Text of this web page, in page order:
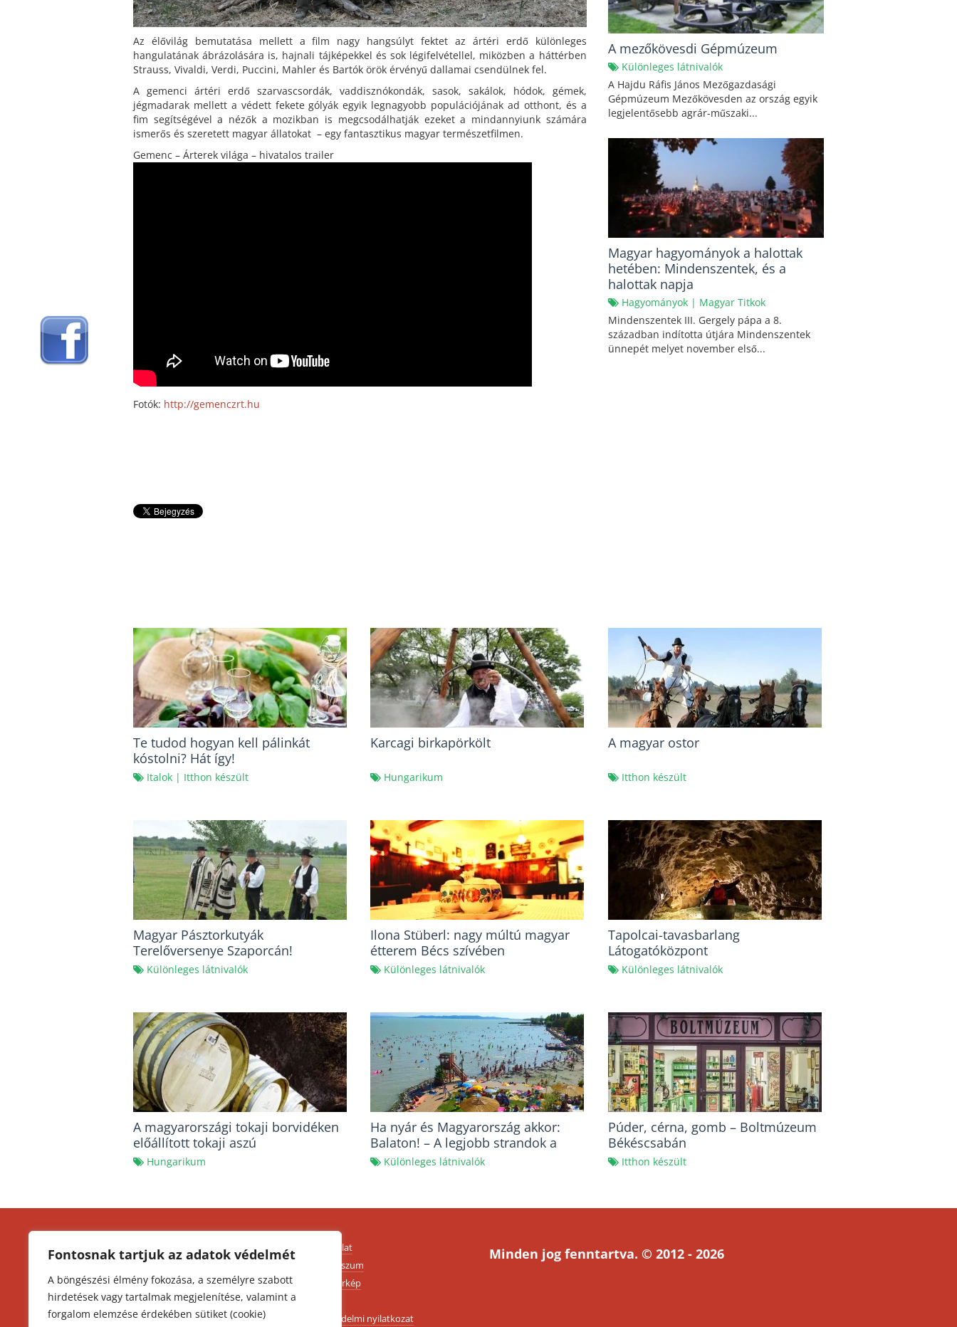
Fontosnak tartjuk az adatok védelmét
A böngészési élmény fokozása, a személyre szabott
hirdetések vagy tartalmak megjelenítése, valamint a
forgalom elemzése érdekében sütiket (cookie)
Az élővilág bemutatása mellett a film nagy hangsúlyt fektet az ártéri erdő különleges
hangulatának ábrázolására is, hajnali tájképekkel és sok légifelvétellel, miközben a háttérben
Strauss, Vivaldi, Verdi, Puccini, Mahler és Bartók örök érvényű dallamai csendülnek fel.
A gemenci ártéri erdő szarvascsordák, vaddisznókondák, sasok, sakálok, hódok, gémek,
jégmadarak mellett a védett fekete gólyák egyik legnagyobb populációjának ad otthont, és a
fim segítségével a nézők a mozikban is megcsodálhatják ezeket a mindannyiunk számára
ismerős és szeretett magyar állatokat – egy fantasztikus magyar természetfilmen.
Gemenc – Árterek világa – hivatalos trailer
Fotók: http://gemenczrt.hu
A mezőkövesdi Gépmúzeum
Különleges látnivalók
A Hajdu Ráfis János Mezőgazdasági
Gépmúzeum Mezőkövesden az ország egyik
legjelentősebb agrár-műszaki...
Magyar hagyományok a halottak
hetében: Mindenszentek, és a
halottak napja
Hagyományok| Magyar Titkok
Mindenszentek III. Gergely pápa a 8.
században indította útjára Mindenszentek
ünnepét melyet november első...
Te tudod hogyan kell pálinkát
kóstolni? Hát így!
Italok | Itthon készült
Karcagi birkapörkölt
Hungarikum
A magyar ostor
Itthon készült
Magyar Pásztorkutyák
Terelőversenye Szaporcán!
Különleges látnivalók
Ilona Stüberl: nagy múltú magyar
étterem Bécs szívében
Különleges látnivalók
Tapolcai-tavasbarlang
Látogatóközpont
Különleges látnivalók
A magyarországi tokaji borvidéken
előállított tokaji aszú
Hungarikum
Ha nyár és Magyarország akkor:
Balaton! – A legjobb strandok a
„Magyar Tenger” körül
Különleges látnivalók
Púder, cérna, gomb – Boltmúzeum
Békéscsabán
Itthon készült
KEZDŐLAP
MAGYAR KONYHA
MAGYAR TITKOK
Kapcsolat
Impresszum
Oldaltérkép
Adatvédelmi nyilatkozat
Minden jog fenntartva. © 2012 - 2026